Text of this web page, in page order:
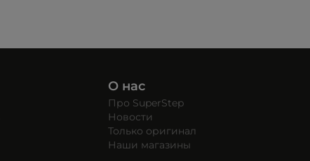
О нас
Про SuperStep
Новости
Только оригинал
Наши магазины